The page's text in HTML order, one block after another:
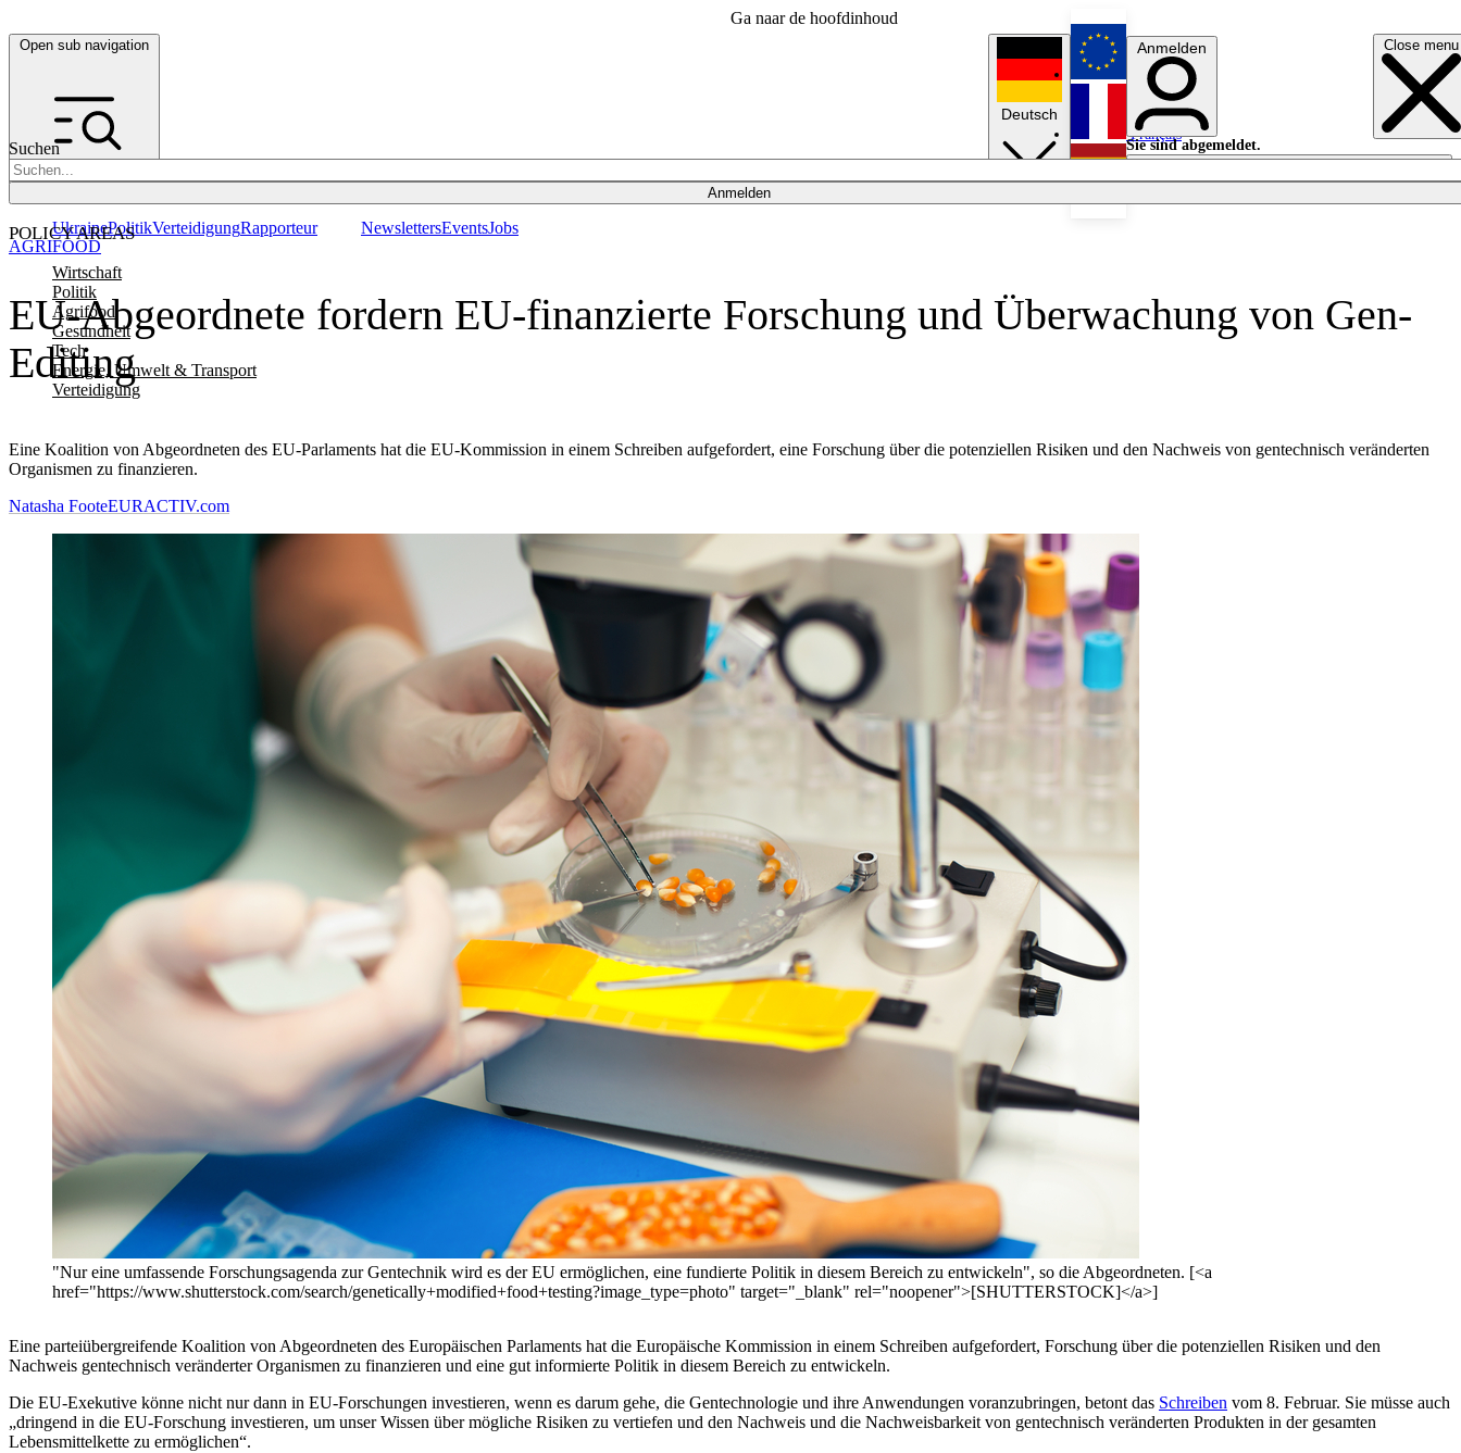
Ga naar de hoofdinhoud
Open sub navigation Close menu
Suchen
Anmelden
POLICY AREAS
Wirtschaft
Politik
Agrifood
Gesundheit
Tech
Energie, Umwelt & Transport
Verteidigung
UkrainePolitikVerteidigungRapporteur NewslettersEventsJobs
Deutsch
English
Français
Anmelden
Sie sind abgemeldet.
Anmelden
Licht aus
EU-Abgeordnete fordern EU-finanzierte Forschung und Überwachung von Gen-
Editing
Eine Koalition von Abgeordneten des EU-Parlaments hat die EU-Kommission in einem Schreiben aufgefordert, eine Forschung über die potenziellen Risiken und den Nachweis von gentechnisch veränderten
Organismen zu finanzieren.
AGRIFOOD
Natasha FooteEURACTIV.com
"Nur eine umfassende Forschungsagenda zur Gentechnik wird es der EU ermöglichen, eine fundierte Politik in diesem Bereich zu entwickeln", so die Abgeordneten. [<a
href="https://www.shutterstock.com/search/genetically+modified+food+testing?image_type=photo" target="_blank" rel="noopener">[SHUTTERSTOCK]</a>]
Eine parteiübergreifende Koalition von Abgeordneten des Europäischen Parlaments hat die Europäische Kommission in einem Schreiben aufgefordert, Forschung über die potenziellen Risiken und den
Nachweis gentechnisch veränderter Organismen zu finanzieren und eine gut informierte Politik in diesem Bereich zu entwickeln.
Die EU-Exekutive könne nicht nur dann in EU-Forschungen investieren, wenn es darum gehe, die Gentechnologie und ihre Anwendungen voranzubringen, betont das Schreiben vom 8. Februar. Sie müsse auch
„dringend in die EU-Forschung investieren, um unser Wissen über mögliche Risiken zu vertiefen und den Nachweis und die Nachweisbarkeit von gentechnisch veränderten Produkten in der gesamten
Lebensmittelkette zu ermöglichen“.